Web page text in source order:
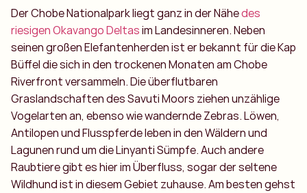
Der Chobe Nationalpark liegt ganz in der Nähedes
riesigen Okavango Deltasim Landesinneren. Neben
seinen großen Elefantenherden ist er bekannt für die Kap
Büffel die sich in den trockenen Monaten am Chobe
Riverfront versammeln. Die überflutbaren
Graslandschaften des Savuti Moors ziehen unzählige
Vogelarten an, ebenso wie wandernde Zebras. Löwen,
Antilopen und Flusspferde leben in den Wäldern und
Lagunen rund um die Linyanti Sümpfe. Auch andere
Raubtiere gibt es hier im Überfluss, sogar der seltene
Wildhund ist in diesem Gebiet zuhause. Am besten gehst